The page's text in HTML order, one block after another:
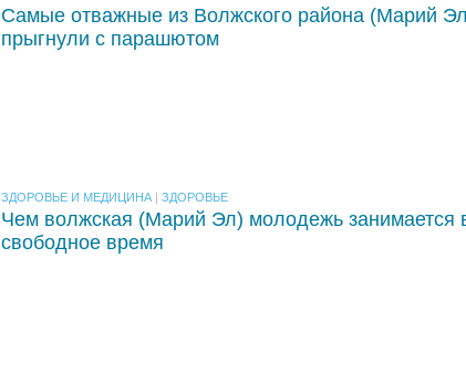
Самые отважные из Волжского района (Марий
прыгнули с парашютом
ЗДОРОВЬЕ И МЕДИЦИНА | ЗДОРОВЬЕ
Чем волжская (Марий Эл) молодежь занимается
свободное время